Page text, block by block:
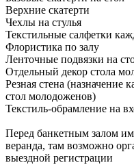
Верхние скатерти
Чехлы на стулья
Текстильные салфетки
Флористика по залу
Ленточные подвязки на
Отдельный декор стола
Резная стена (назначение
стол молодоженов)
Текстиль-обрамление на
Перед банкетным залом
веранда, там возможно
выездной регистрации